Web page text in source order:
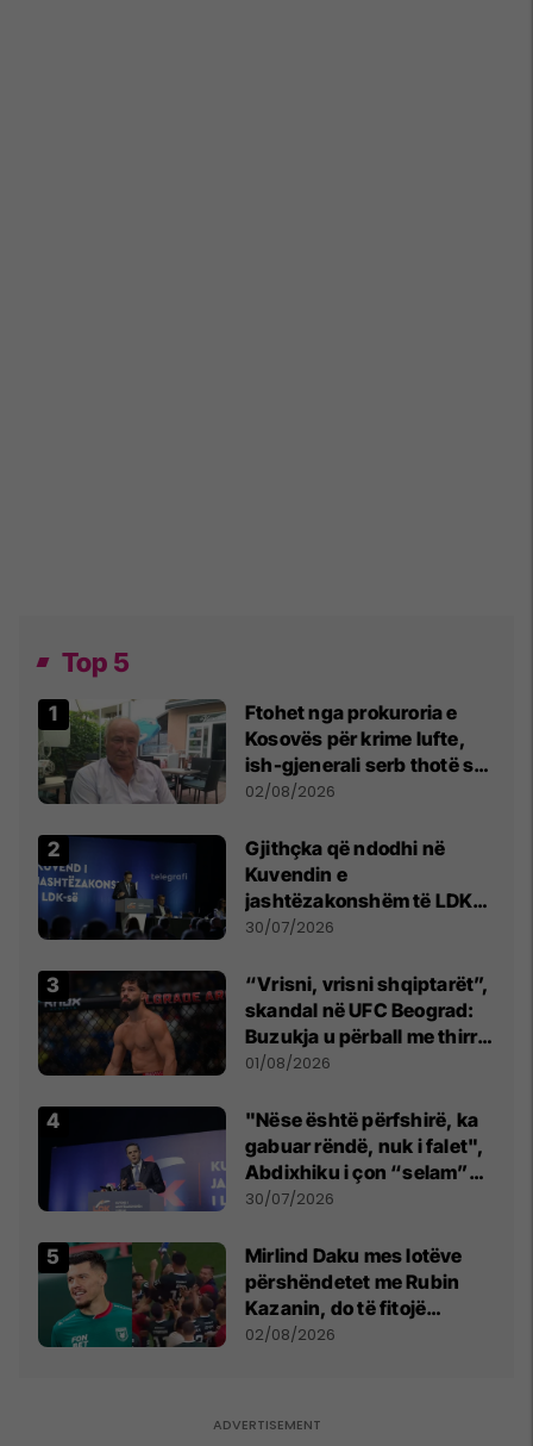
Top 5
Ftohet nga prokuroria e
Kosovës për krime lufte,
ish-gjenerali serb thotë se
dikush e tradhtoi në
02/08/2026
Gjithçka që ndodhi në
Kuvendin e
jashtëzakonshëm të LDK-
së
30/07/2026
“Vrisni, vrisni shqiptarët”,
skandal në UFC Beograd:
Buzukja u përball me thirrje
anti-shqiptare nga
01/08/2026
"Nëse është përfshirë, ka
gabuar rëndë, nuk i falet",
Abdixhiku i çon “selam”
Përparim Ramës
30/07/2026
Mirlind Daku mes lotëve
përshëndetet me Rubin
Kazanin, do të fitojë
miliona te Spartak Moska
02/08/2026